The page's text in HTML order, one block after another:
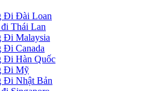
Đi Đài Loan
Thái Lan
Đi Malaysia
Đi Canada
Đi Hàn Quốc
Đi Mỹ
Đi Nhật Bản